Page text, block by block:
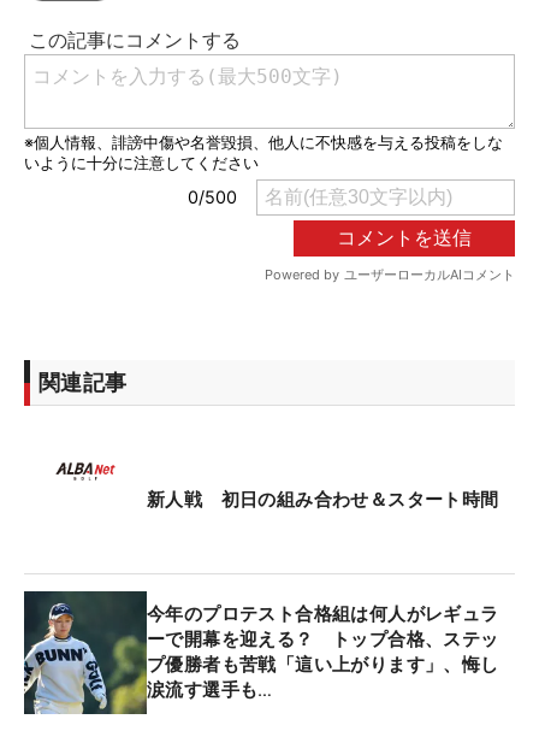
関連記事
新人戦 初日の組み合わせ＆スタート時間
今年のプロテスト合格組は何人がレギュラ
ーで開幕を迎える？ トップ合格、ステッ
プ優勝者も苦戦「這い上がります」、悔し
涙流す選手も…